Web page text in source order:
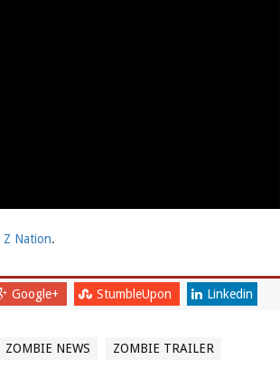
Z Nation.
Google+ StumbleUpon Linkedin
ZOMBIE NEWS
ZOMBIE TRAILER